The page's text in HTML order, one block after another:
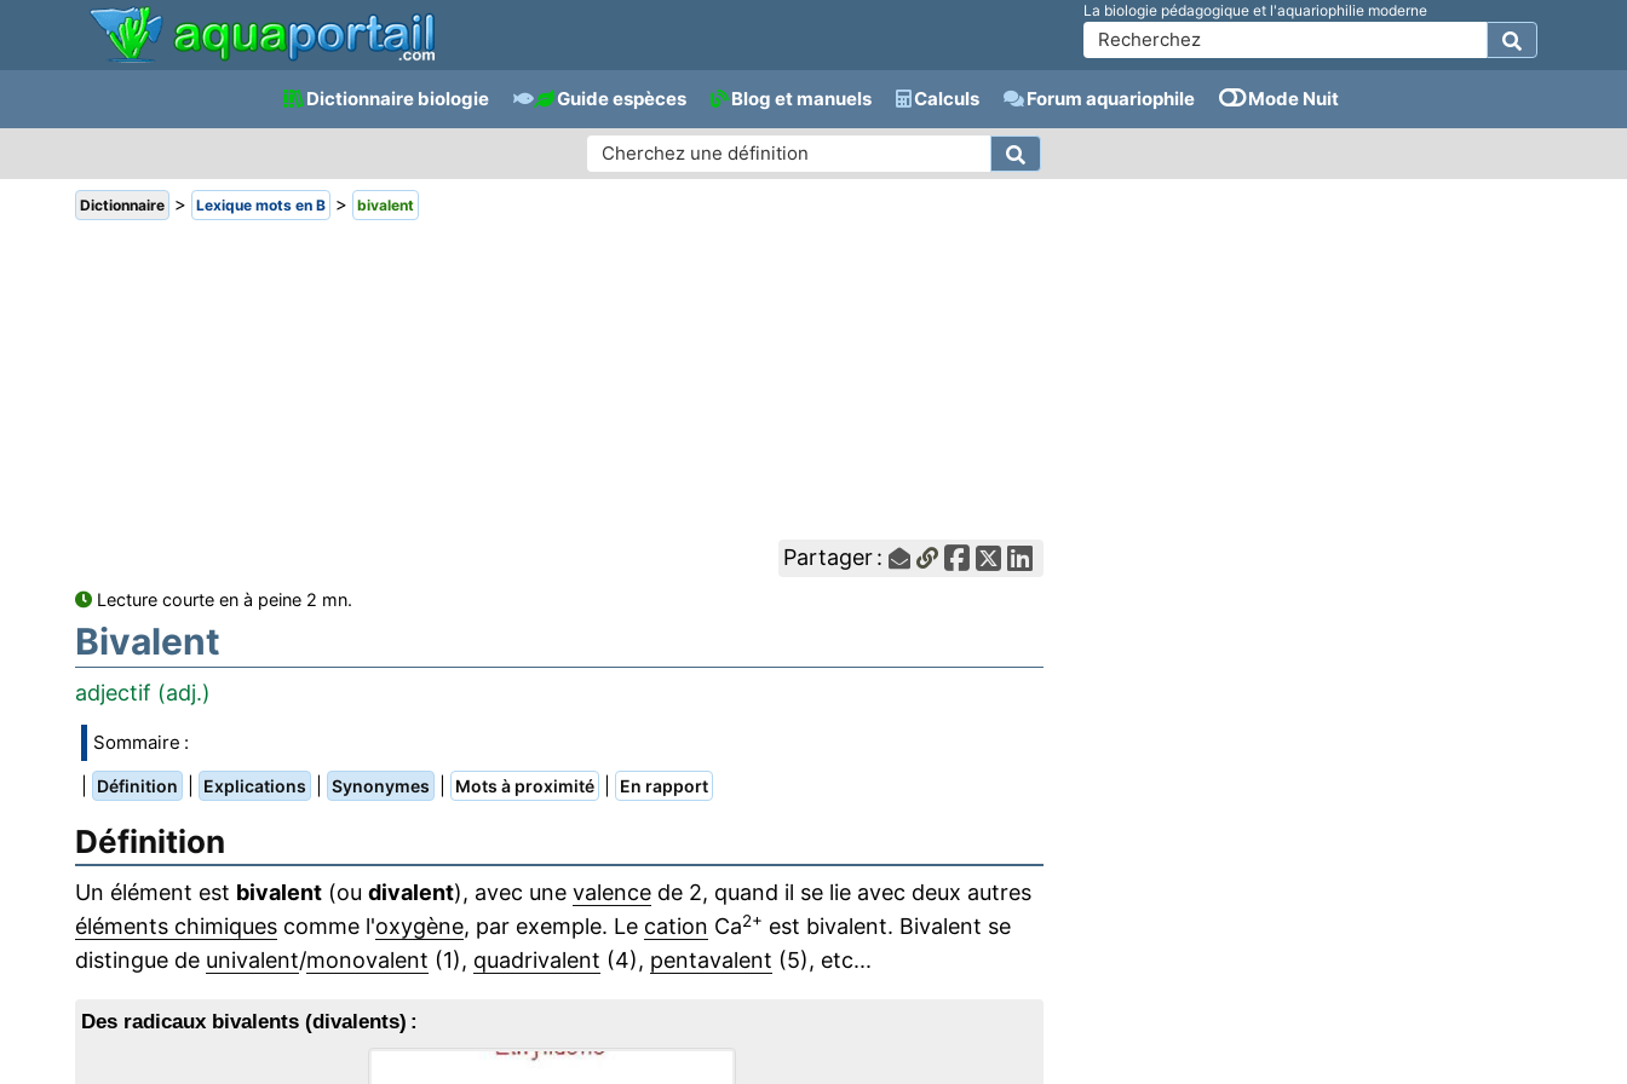
La biologie pédagogique et l'aquariophilie moderne
Dictionnaire biologie Guide espèces Blog et manuels Calculs Forum aquariophile Mode Nuit
Dictionnaire > Lexique mots en B > bivalent
Partager :
Lecture courte en à peine 2 mn.
Bivalent
adjectif (adj.)
Sommaire :
Définition Explications Synonymes Mots à proximité En rapport
Définition
Un élément est bivalent (ou divalent), avec une valence de 2, quand il se lie avec deux autres
éléments chimiques comme l'oxygène, par exemple. Le cation Ca2+ est bivalent. Bivalent se
distingue de univalent/monovalent (1), quadrivalent (4), pentavalent (5), etc...
Des radicaux bivalents (divalents) :